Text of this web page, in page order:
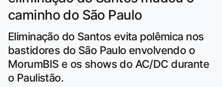
caminho do São Paulo
Eliminação do Santos evita polêmica nos
bastidores do São Paulo envolvendo o
MorumBIS e os shows do AC/DC durante
o Paulistão.